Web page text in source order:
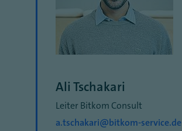
Ali Tschakari
Leiter Bitkom Consult
a.tschakari@bitkom-service.de